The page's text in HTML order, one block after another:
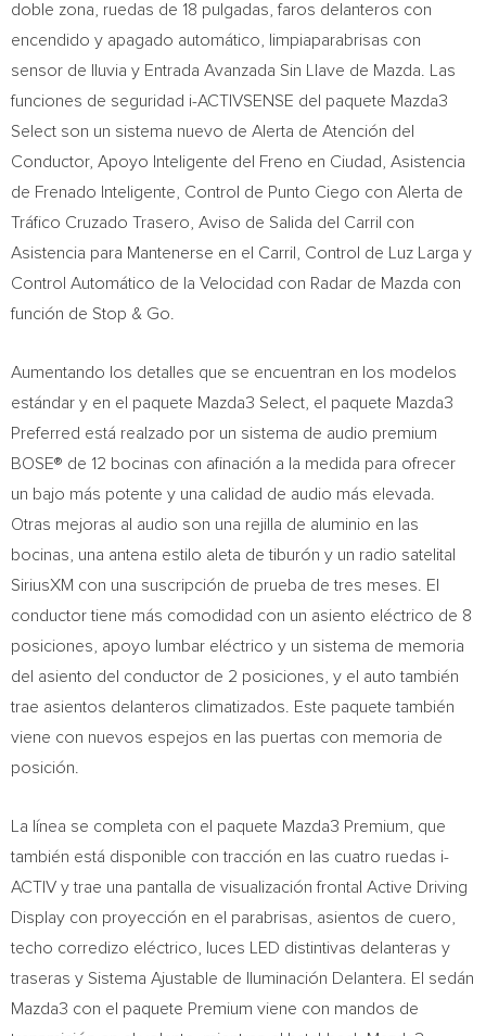
doble zona, ruedas de 18 pulgadas, faros delanteros con
encendido y apagado automático, limpiaparabrisas con
sensor de lluvia y Entrada Avanzada Sin Llave de Mazda. Las
funciones de seguridad i-ACTIVSENSE del paquete Mazda3
Select son un sistema nuevo de Alerta de Atención del
Conductor, Apoyo Inteligente del Freno en Ciudad, Asistencia
de Frenado Inteligente, Control de Punto Ciego con Alerta de
Tráfico Cruzado Trasero, Aviso de Salida del Carril con
Asistencia para Mantenerse en el Carril, Control de
Luz Larga y
Control Automático de la Velocidad con Radar de Mazda con
función de Stop & Go.
Aumentando los detalles que se encuentran en los modelos
estándar y en el paquete Mazda3 Select, el paquete Mazda3
Preferred está realzado por un sistema de audio premium
BOSE® de 12 bocinas con afinación a la medida para ofrecer
un bajo más potente y una calidad de audio más elevada.
Otras mejoras al audio son una rejilla de aluminio en las
bocinas, una antena estilo aleta de tiburón y un radio satelital
SiriusXM con una suscripción de prueba de tres meses. El
conductor tiene más comodidad con un asiento eléctrico de 8
posiciones, apoyo lumbar eléctrico y un sistema de memoria
del asiento del conductor de 2 posiciones, y el auto también
trae asientos delanteros climatizados. Este paquete también
viene con nuevos espejos en las puertas con memoria de
posición.
La línea se completa con el paquete Mazda3 Premium, que
también está disponible con tracción en las cuatro ruedas i-
ACTIV y trae una pantalla de visualización frontal Active Driving
Display con proyección en el parabrisas, asientos de cuero,
techo corredizo eléctrico, luces LED distintivas delanteras y
traseras y Sistema Ajustable de Iluminación Delantera. El sedán
Mazda3 con el paquete Premium viene con mandos de